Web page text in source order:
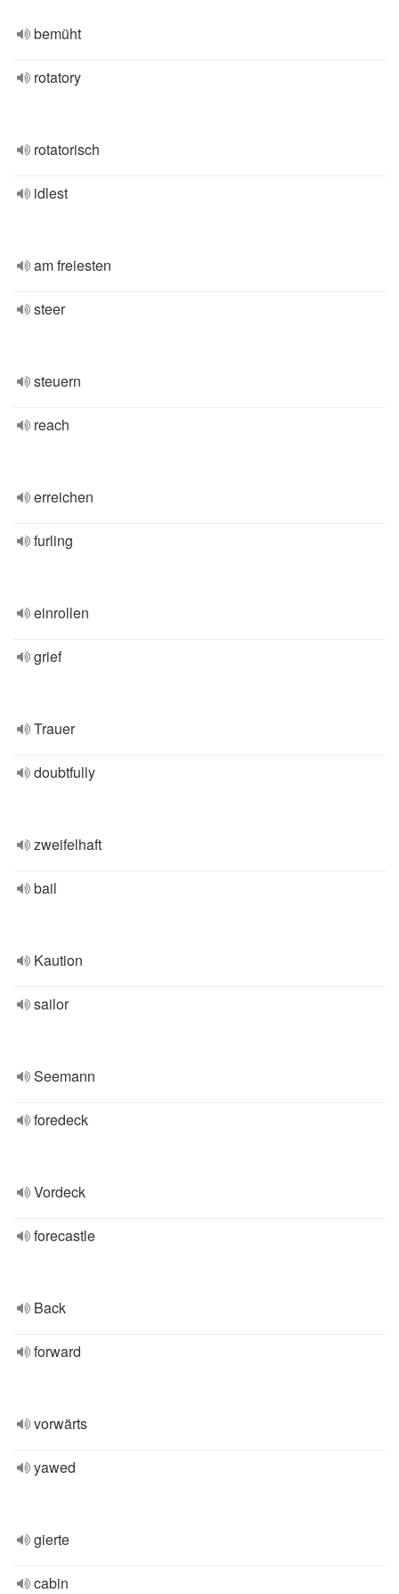
bemüht
rotatory
rotatorisch
idlest
am freiesten
steer
steuern
reach
erreichen
furling
einrollen
grief
Trauer
doubtfully
zweifelhaft
bail
Kaution
sailor
Seemann
foredeck
Vordeck
forecastle
Back
forward
vorwärts
yawed
gierte
cabin